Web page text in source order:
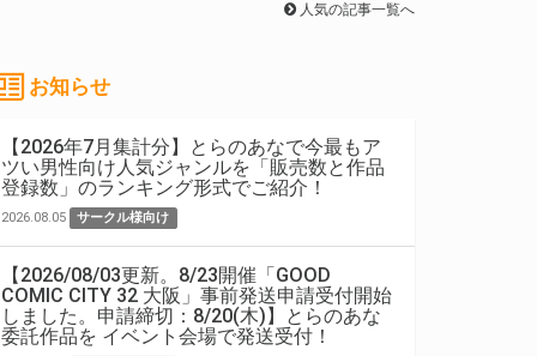
人気の記事一覧へ
お知らせ
【2026年7月集計分】とらのあなで今最もア
ツい男性向け人気ジャンルを「販売数と作品
登録数」のランキング形式でご紹介！
2026.08.05 サークル様向け
【2026/08/03更新。8/23開催「GOOD
COMIC CITY 32 大阪」事前発送申請受付開始
しました。申請締切：8/20(木)】とらのあな
委託作品を イベント会場で発送受付！